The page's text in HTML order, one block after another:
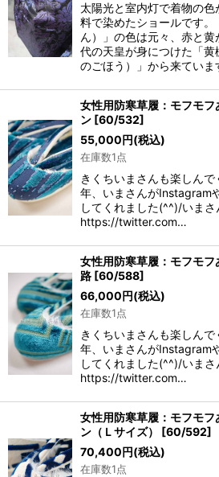
太陽光と室内灯で着物の
料で染めたショールです
ん）」の色は元々、赤と
代の天皇が身につけた「
のごほう）」から来てい
女性用防寒草履：モフモ
ン [60/532]
55,000円(税込)
在庫数1点
きくちいまさんも楽しん
年、いまさんがInstagram
してくれました(^^)/いま
https://twitter.com…
女性用防寒草履：モフモ
路 [60/588]
66,000円(税込)
在庫数1点
きくちいまさんも楽しん
年、いまさんがInstagram
してくれました(^^)/いま
https://twitter.com…
女性用防寒草履：モフモ
ン（Ｌサイズ）
[60/592]
70,400円(税込)
在庫数1点